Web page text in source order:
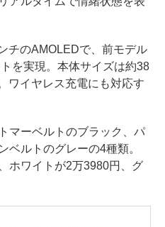
チのAMOLEDで、前モデル
を実現。本体サイズは約38
ワイヤレス充電にも対応す
マーベルトのブラック、パ
ベルトのグレーの4種類。
ホワイトが2万3980円、グ